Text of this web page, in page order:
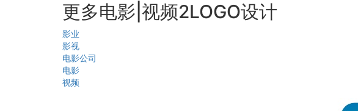
更多电影|视频2LOGO设计
影业
影视
电影公司
电影
视频